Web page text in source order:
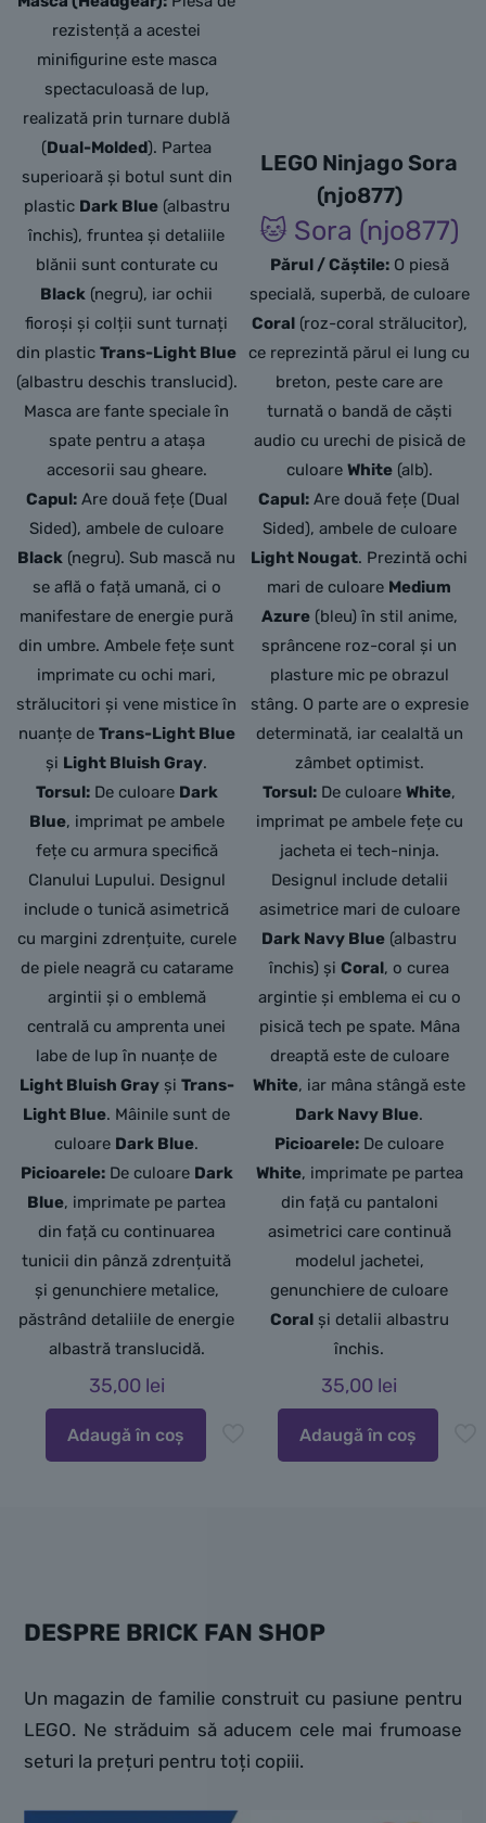
rezistență a acestei
minifigurine este masca
spectaculoasă de lup,
realizată prin turnare dublă
(Dual-Molded). Partea
superioară și botul sunt din
plastic Dark Blue(albastru
închis), fruntea și detaliile
blănii sunt conturate cu
Black (negru), iar ochii
fioroși și colții sunt turnați
din plasticTrans-Light Blue
(albastru deschis translucid).
Masca are fante speciale în
spate pentru a atașa
accesorii sau gheare.
Capul:Are două fețe (Dual
Sided), ambele de culoare
Black (negru). Sub mască nu
se află o față umană, ci o
manifestare de energie pură
din umbre. Ambele fețe sunt
imprimate cu ochi mari,
strălucitori și vene mistice în
nuanțe de Trans-Light Blue
și Light Bluish Gray.
Torsul:De culoare Dark
Blue, imprimat pe ambele
fețe cu armura specifică
Clanului Lupului. Designul
include o tunică asimetrică
cu margini zdrențuite, curele
de piele neagră cu catarame
argintii și o emblemă
centrală cu amprenta unei
labe de lup în nuanțe de
Light Bluish Grayși Trans-
Light Blue. Mâinile sunt de
culoare Dark Blue.
Picioarele:De culoare Dark
Blue, imprimate pe partea
din față cu continuarea
tunicii din pânză zdrențuită
și genunchiere metalice,
păstrând detaliile de energie
albastră translucidă.
35,00 lei
Adaugă în coș
LEGO Ninjago Sora
(njo877)
🐱 Sora (njo877)
Părul / Căștile:O piesă
specială, superbă, de culoare
Coral (roz-coral strălucitor),
ce reprezintă părul ei lung cu
breton, peste care are
turnată o bandă de căști
audio cu urechi de pisică de
culoare White(alb).
Capul: Are două fețe (Dual
Sided), ambele de culoare
Light Nougat. Prezintă ochi
mari de culoare Medium
Azure(bleu) în stil anime,
sprâncene roz-coral și un
plasture mic pe obrazul
stâng. O parte are o expresie
determinată, iar cealaltă un
zâmbet optimist.
Torsul: De culoareWhite,
imprimat pe ambele fețe cu
jacheta ei tech-ninja.
Designul include detalii
asimetrice mari de culoare
Dark Navy Blue (albastru
închis) șiCoral, o curea
argintie și emblema ei cu o
pisică tech pe spate. Mâna
dreaptă este de culoare
White, iar mâna stângă este
Dark Navy Blue.
Picioarele: De culoare
White, imprimate pe partea
din față cu pantaloni
asimetrici care continuă
modelul jachetei,
genunchiere de culoare
Coral și detalii albastru
închis.
35,00 lei
Adaugă în coș
DESPRE BRICK FAN SHOP
Un magazin de familie construit cu pasiune pentru
LEGO. Ne străduim să aducem cele mai frumoase
seturi la prețuri pentru toți copiii.